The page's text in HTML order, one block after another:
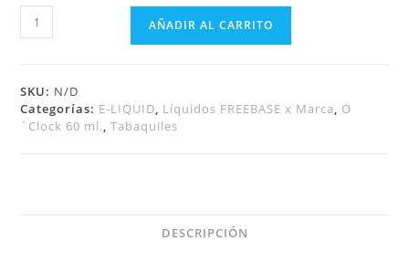
AÑADIR AL CARRITO
SKU: N/D
Categorías: E-LIQUID, Líquidos FREEBASE x Marca, O
´Clock 60 ml.,Tabaquiles
DESCRIPCIÓN